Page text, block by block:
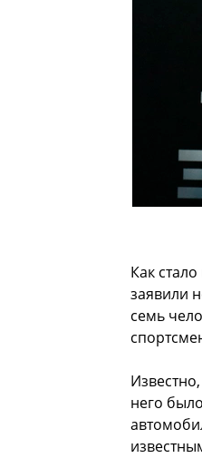
Как
заявили
семь
него